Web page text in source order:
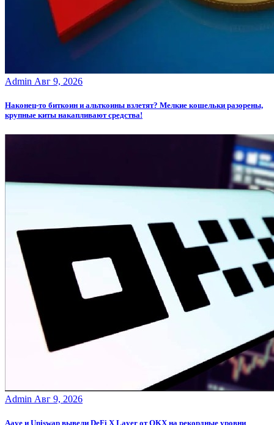
Admin Авг 9, 2026
Наконец-то биткоин и альткоины взлетят? Мелкие кошельки разорены,
крупные киты накапливают средства!
Admin Авг 9, 2026
Aave и Uniswap вывели DeFi X Layer от OKX на рекордные уровни